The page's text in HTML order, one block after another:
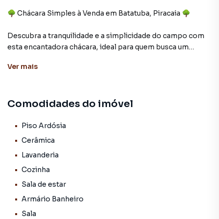
🌳 Chácara Simples à Venda em Batatuba, Piracaia 🌳
Descubra a tranquilidade e a simplicidade do campo com
esta encantadora chácara, ideal para quem busca um
Área Total: 5.030 metros quadrados de puro sossego.
Suíte com Closet: Conforto e espaço para suas
necessidades.
Quarto Adicional: Espaço extra para visitantes ou
Banheiro: Simples e funcional.
Cozinha com Fogão a Lenha: Tradição e sabor nas suas
Ver mais
Comodidades do imóvel
Piso Ardósia
Cerâmica
Lavanderia
Cozinha
Sala de estar
Armário Banheiro
Sala